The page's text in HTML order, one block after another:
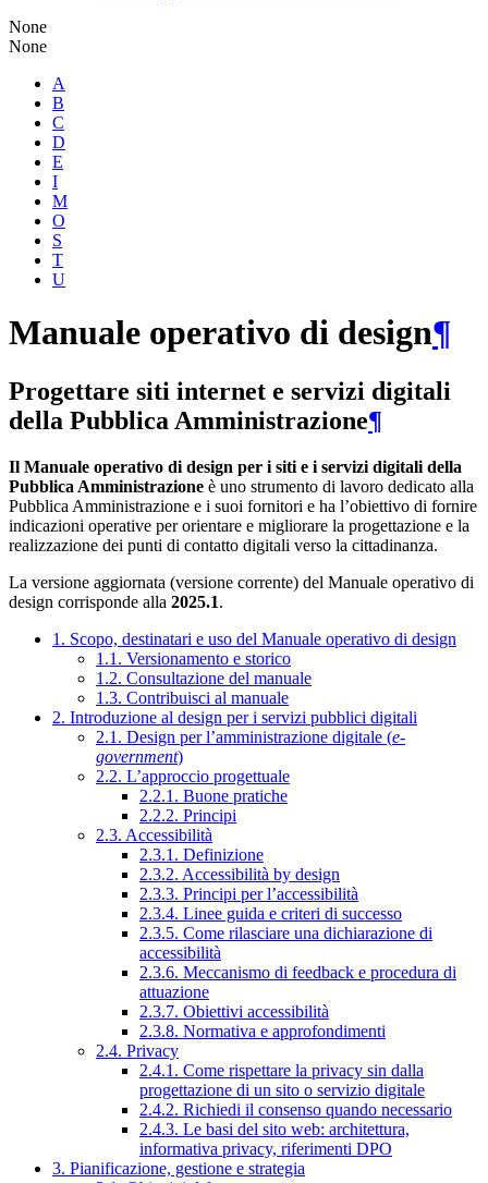
None
None
A
B
C
D
E
I
M
O
S
T
U
Manuale operativo di design¶
Progettare siti internet e servizi digitali
della Pubblica Amministrazione¶
Il Manuale operativo di design per i siti e i servizi digitali della
Pubblica Amministrazione è uno strumento di lavoro dedicato alla
Pubblica Amministrazione e i suoi fornitori e ha l’obiettivo di fornire
indicazioni operative per orientare e migliorare la progettazione e la
realizzazione dei punti di contatto digitali verso la cittadinanza.
La versione aggiornata (versione corrente) del Manuale operativo di
design corrisponde alla 2025.1.
1. Scopo, destinatari e uso del Manuale operativo di design
1.1. Versionamento e storico
1.2. Consultazione del manuale
1.3. Contribuisci al manuale
2. Introduzione al design per i servizi pubblici digitali
2.1. Design per l’amministrazione digitale (e-
government)
2.2. L’approccio progettuale
2.2.1. Buone pratiche
2.2.2. Principi
2.3. Accessibilità
2.3.1. Definizione
2.3.2. Accessibilità by design
2.3.3. Principi per l’accessibilità
2.3.4. Linee guida e criteri di successo
2.3.5. Come rilasciare una dichiarazione di
accessibilità
2.3.6. Meccanismo di feedback e procedura di
attuazione
2.3.7. Obiettivi accessibilità
2.3.8. Normativa e approfondimenti
2.4. Privacy
2.4.1. Come rispettare la privacy sin dalla
progettazione di un sito o servizio digitale
2.4.2. Richiedi il consenso quando necessario
2.4.3. Le basi del sito web: architettura,
informativa privacy, riferimenti DPO
3. Pianificazione, gestione e strategia